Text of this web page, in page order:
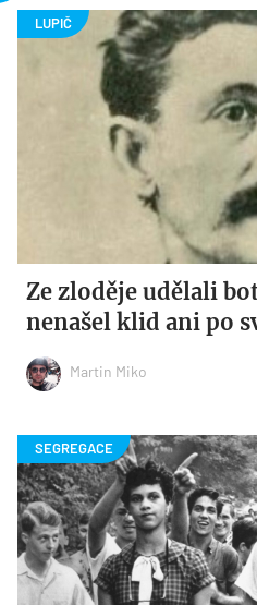
Ze zloděje udělali
nenašel klid ani po
Martin Miko